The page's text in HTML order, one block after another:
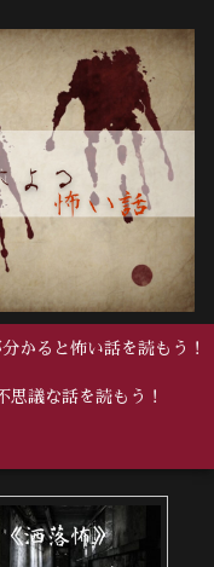
かると怖い話を読もう！
思議な話を読もう！